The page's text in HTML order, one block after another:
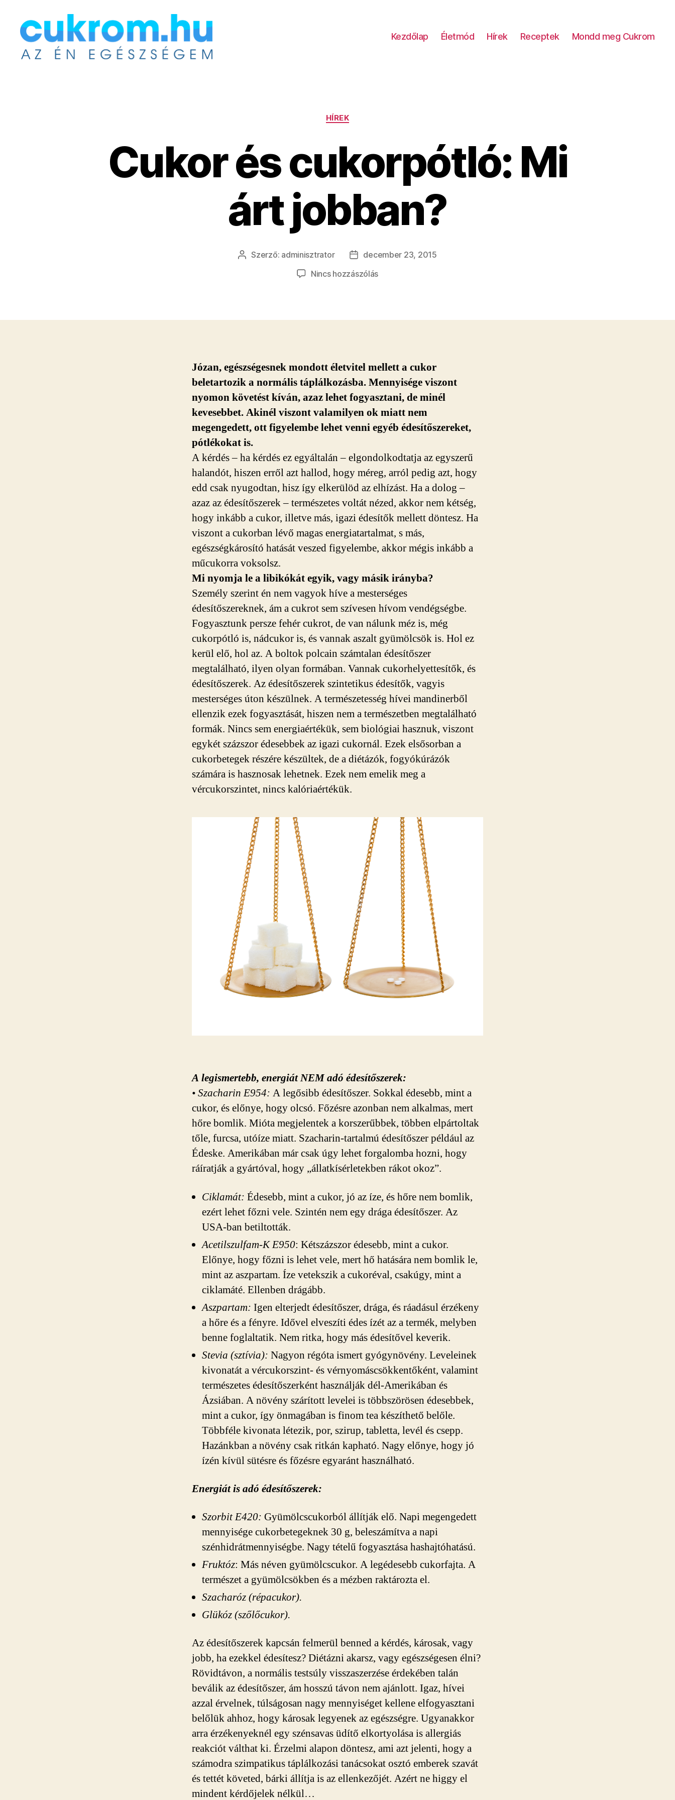
Kezdőlap Életmód Hírek Receptek Mondd meg Cukrom
Kategóriák
HÍREK
Cukor és cukorpótló: Mi
árt jobban?
Bejegyzés
Szerző: adminisztrator
Bejegyzés
dátuma
december 23, 2015
Nincs hozzászólása(z)
Mi
Józan, egészségesnek mondott életvitel mellett a cukor
beletartozik a normális táplálkozásba. Mennyisége viszont
nyomon követést kíván, azaz lehet fogyasztani, de minél
kevesebbet. Akinél viszont valamilyen ok miatt nem
megengedett, ott figyelembe lehet venni egyéb édesítőszereket,
pótlékokat is.
A kérdés – ha kérdés ez egyáltalán – elgondolkodtatja az egyszerű
halandót, hiszen erről azt hallod, hogy méreg, arról pedig azt, hogy
edd csak nyugodtan, hisz így elkerülöd az elhízást. Ha a dolog –
azaz az édesítőszerek – természetes voltát nézed, akkor nem kétség,
hogy inkább a cukor, illetve más, igazi édesítők mellett döntesz. Ha
viszont a cukorban lévő magas energiatartalmat, s más,
egészségkárosító hatását veszed figyelembe, akkor mégis inkább a
műcukorra voksolsz.
Mi nyomja le a libikókát egyik, vagy másik irányba?
Személy szerint én nem vagyok híve a mesterséges
édesítőszereknek, ám a cukrot sem szívesen hívom vendégségbe.
Fogyasztunk persze fehér cukrot, de van nálunk méz is, még
cukorpótló is, nádcukor is, és vannak aszalt gyümölcsök is. Hol ez
kerül elő, hol az. A boltok polcain számtalan édesítőszer
megtalálható, ilyen olyan formában. Vannak cukorhelyettesítők, és
édesítőszerek. Az édesítőszerek szintetikus édesítők, vagyis
mesterséges úton készülnek. A természetesség hívei mandinerből
ellenzik ezek fogyasztását, hiszen nem a természetben megtalálható
formák. Nincs sem energiaértékük, sem biológiai hasznuk, viszont
egykét százszor édesebbek az igazi cukornál. Ezek elsősorban a
cukorbetegek részére készültek, de a diétázók, fogyókúrázók
számára is hasznosak lehetnek. Ezek nem emelik meg a
vércukorszintet, nincs kalóriaértékük.
A legismertebb, energiát NEM adó édesítőszerek:
• Szacharin E954: A legősibb édesítőszer. Sokkal édesebb, mint a
cukor, és előnye, hogy olcsó. Főzésre azonban nem alkalmas, mert
hőre bomlik. Mióta megjelentek a korszerűbbek, többen elpártoltak
tőle, furcsa, utóíze miatt. Szacharin-tartalmú édesítőszer például az
Édeske. Amerikában már csak úgy lehet forgalomba hozni, hogy
ráíratják a gyártóval, hogy „állatkísérletekben rákot okoz”.
Ciklamát: Édesebb, mint a cukor, jó az íze, és hőre nem bomlik,
ezért lehet főzni vele. Szintén nem egy drága édesítőszer. Az
USA-ban betiltották.
Acetilszulfam-K E950: Kétszázszor édesebb, mint a cukor.
Előnye, hogy főzni is lehet vele, mert hő hatására nem bomlik le,
mint az aszpartam. Íze vetekszik a cukoréval, csakúgy, mint a
ciklamáté. Ellenben drágább.
Aszpartam: Igen elterjedt édesítőszer, drága, és ráadásul érzékeny
a hőre és a fényre. Idővel elveszíti édes ízét az a termék, melyben
benne foglaltatik. Nem ritka, hogy más édesítővel keverik.
Stevia (sztívia): Nagyon régóta ismert gyógynövény. Leveleinek
kivonatát a vércukorszint- és vérnyomáscsökkentőként, valamint
természetes édesítőszerként használják dél-Amerikában és
Ázsiában. A növény szárított levelei is többszörösen édesebbek,
mint a cukor, így önmagában is finom tea készíthető belőle.
Többféle kivonata létezik, por, szirup, tabletta, levél és csepp.
Hazánkban a növény csak ritkán kapható. Nagy előnye, hogy jó
ízén kívül sütésre és főzésre egyaránt használható.
Energiát is adó édesítőszerek:
Szorbit E420: Gyümölcscukorból állítják elő. Napi megengedett
mennyisége cukorbetegeknek 30 g, beleszámítva a napi
szénhidrátmennyiségbe. Nagy tételű fogyasztása hashajtóhatású.
Fruktóz: Más néven gyümölcscukor. A legédesebb cukorfajta. A
természet a gyümölcsökben és a mézben raktározta el.
Szacharóz (répacukor).
Glükóz (szőlőcukor).
Az édesítőszerek kapcsán felmerül benned a kérdés, károsak, vagy
jobb, ha ezekkel édesítesz? Diétázni akarsz, vagy egészségesen élni?
Rövidtávon, a normális testsúly visszaszerzése érdekében talán
beválik az édesítőszer, ám hosszú távon nem ajánlott. Igaz, hívei
azzal érvelnek, túlságosan nagy mennyiséget kellene elfogyasztani
belőlük ahhoz, hogy károsak legyenek az egészségre. Ugyanakkor
arra érzékenyeknél egy szénsavas üdítő elkortyolása is allergiás
reakciót válthat ki. Érzelmi alapon döntesz, ami azt jelenti, hogy a
számodra szimpatikus táplálkozási tanácsokat osztó emberek szavát
és tettét követed, bárki állítja is az ellenkezőjét. Azért ne higgy el
mindent kérdőjelek nélkül…